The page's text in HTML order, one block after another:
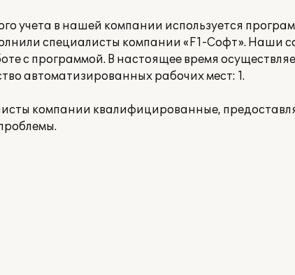
учета в нашей компании используется
специалисты компании «F1-Cофт». Наши
с программой. В настоящее время
автоматизированных рабочих мест: 1.
компании квалифицированные,